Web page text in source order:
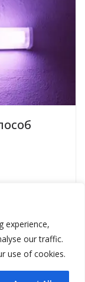
experience,
our traffic.
use of cookies.